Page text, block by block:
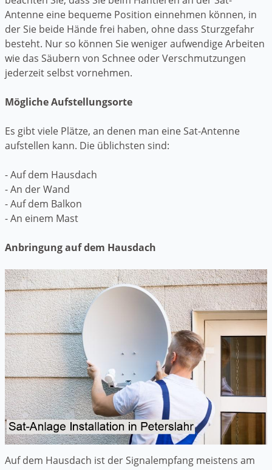
Antenne eine bequeme Position einnehmen können, in
der Sie beide Hände frei haben, ohne dass Sturzgefahr
besteht. Nur so können Sie weniger aufwendige Arbeiten
wie das Säubern von Schnee oder Verschmutzungen
jederzeit selbst vornehmen.
Mögliche Aufstellungsorte
Es gibt viele Plätze, an denen man eine Sat-Antenne
aufstellen kann. Die üblichsten sind:
- Auf dem Hausdach
- An der Wand
- Auf dem Balkon
- An einem Mast
Anbringung auf dem Hausdach
Auf dem Hausdach ist der Signalempfang meistens am